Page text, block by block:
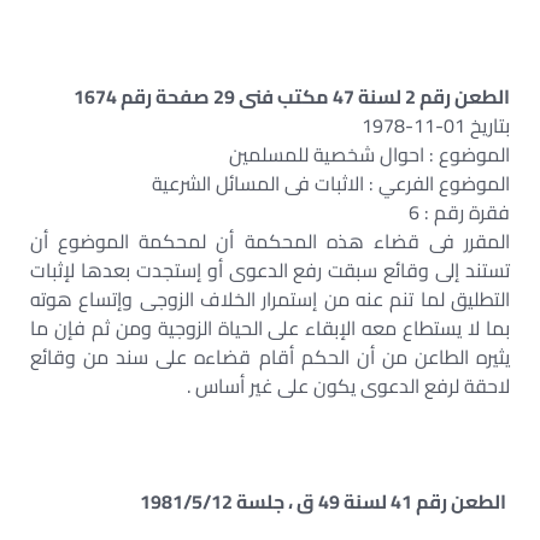
الطعن رقم 2 لسنة 47 مكتب فنى 29 صفحة رقم 1674
بتاريخ 01-11-1978
الموضوع : احوال شخصية للمسلمين
الموضوع الفرعي : الاثبات فى المسائل الشرعية
فقرة رقم : 6
المقرر فى قضاء هذه المحكمة أن لمحكمة الموضوع أن
تستند إلى وقائع سبقت رفع الدعوى أو إستجدت بعدها لإثبات
التطليق لما تنم عنه من إستمرار الخلاف الزوجى وإتساع هوته
بما لا يستطاع معه الإبقاء على الحياة الزوجية ومن ثم فإن ما
يثيره الطاعن من أن الحكم أقام قضاءه على سند من وقائع
لاحقة لرفع الدعوى يكون على غير أساس .
الطعن رقم 41 لسنة 49 ق ، جلسة 1981/5/12